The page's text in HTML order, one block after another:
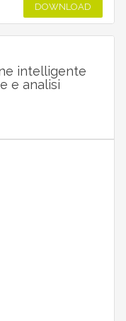
DOWNLOAD
intelligente
e analisi